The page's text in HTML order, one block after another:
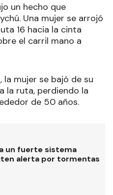
un hecho que
Una mujer se arrojó
16 hacia la cinta
el carril mano a
, la mujer se bajó de su
la ruta, perdiendo la
de 50 años.
un fuerte sistema
alerta por tormentas